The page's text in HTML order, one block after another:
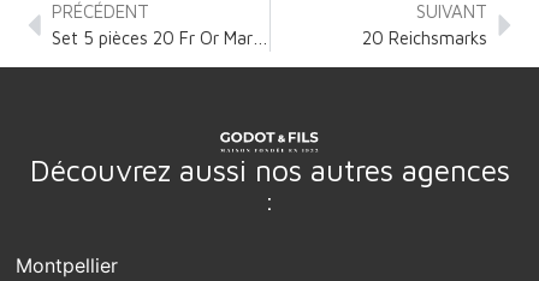
PRÉCÉDENT
SUIVANT
20 Reichsmarks
Découvrez aussi nos autres agences
:
Montpellier